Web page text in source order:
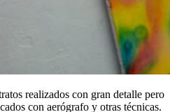
realizados con gran detalle pero
con aerógrafo y otras técnicas.